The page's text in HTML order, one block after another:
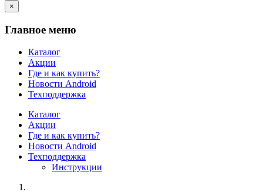
×
Главное меню
Каталог
Акции
Где и как купить?
Новости Android
Техподдержка
Каталог
Акции
Где и как купить?
Новости Android
Техподдержка
Инструкции